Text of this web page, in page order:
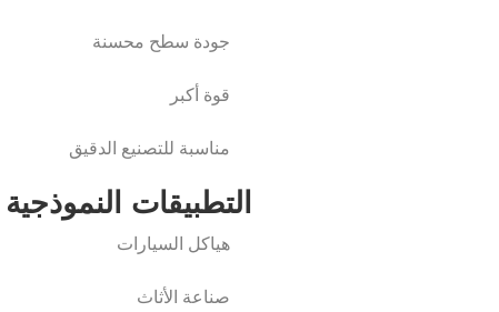
جودة سطح محسنة
قوة أكبر
مناسبة للتصنيع الدقيق
التطبيقات النموذجية
هياكل السيارات
صناعة الأثاث